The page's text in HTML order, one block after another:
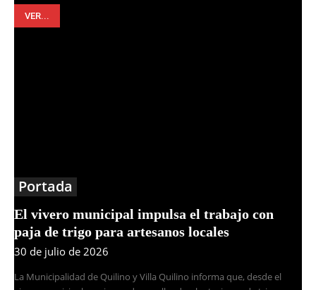
VER...
Portada
El vivero municipal impulsa el trabajo con
paja de trigo para artesanos locales
30 de julio de 2026
La Municipalidad de Quilino y Villa Quilino informa que, desde el